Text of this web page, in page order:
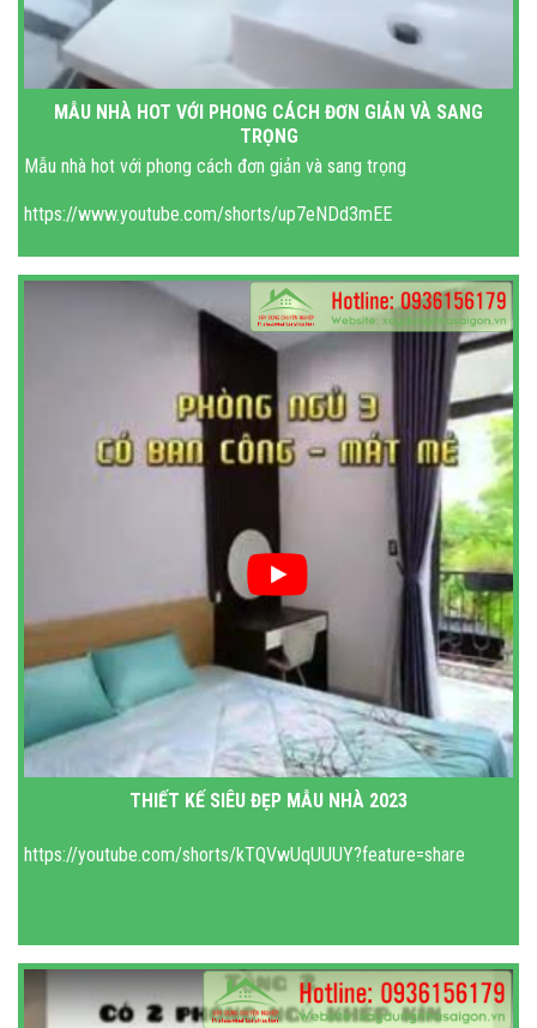
MẪU NHÀ HOT VỚI PHONG CÁCH ĐƠN GIẢN VÀ SANG
TRỌNG
Mẫu nhà hot với phong cách đơn giản và sang trọng
https://www.youtube.com/shorts/up7eNDd3mEE
THIẾT KẾ SIÊU ĐẸP MẪU NHÀ 2023
https://youtube.com/shorts/kTQVwUqUUUY?feature=share